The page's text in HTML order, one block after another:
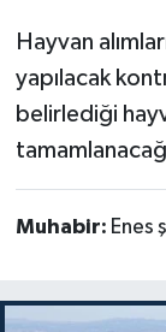
Hayvan
yapılacak
belirlediği
Muhabir: Enes